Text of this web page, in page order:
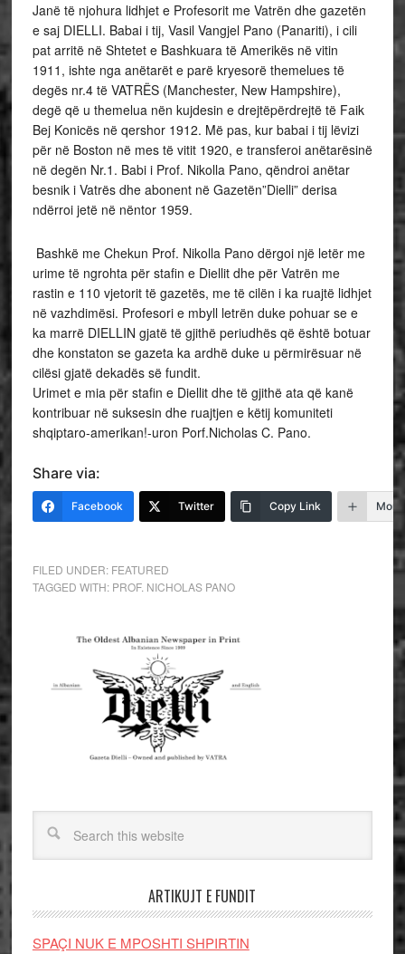
Janë të njohura lidhjet e Profesorit me Vatrën dhe gazetën
e saj DIELLI. Babai i tij, Vasil Vangjel Pano (Panariti), i cili
pat arritë në Shtetet e Bashkuara të Amerikës në vitin
1911, ishte nga anëtarët e parë kryesorë themelues të
degës nr.4 të VATRËS (Manchester, New Hampshire),
degë që u themelua nën kujdesin e drejtëpërdrejtë të Faik
Bej Konicës në qershor 1912. Më pas, kur babai i tij lëvizi
për në Boston në mes të vitit 1920, e transferoi anëtarësinë
në degën Nr.1. Babi i Prof. Nikolla Pano, qëndroi anëtar
besnik i Vatrës dhe abonent në Gazetën”Dielli” derisa
ndërroi jetë në nëntor 1959.
Bashkë me Chekun Prof. Nikolla Pano dërgoi një letër me
urime të ngrohta për stafin e Diellit dhe për Vatrën me
rastin e 110 vjetorit të gazetës, me të cilën i ka ruajtë lidhjet
në vazhdimësi. Profesori e mbyll letrën duke pohuar se e
ka marrë DIELLIN gjatë të gjithë periudhës që është botuar
dhe konstaton se gazeta ka ardhë duke u përmirësuar në
cilësi gjatë dekadës së fundit.
Urimet e mia për stafin e Diellit dhe të gjithë ata që kanë
kontribuar në suksesin dhe ruajtjen e këtij komuniteti
shqiptaro-amerikan!-uron Porf.Nicholas C. Pano.
Share via:
Facebook Twitter Copy Link More
FILED UNDER: FEATURED
TAGGED WITH: PROF. NICHOLAS PANO
ARTIKUJT E FUNDIT
SPAÇI NUK E MPOSHTI SHPIRTIN